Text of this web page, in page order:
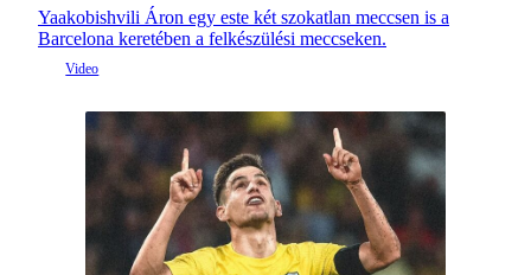
Yaakobishvili Áron egy este két szokatlan meccsen is a
Barcelona keretében a felkészülési meccseken.